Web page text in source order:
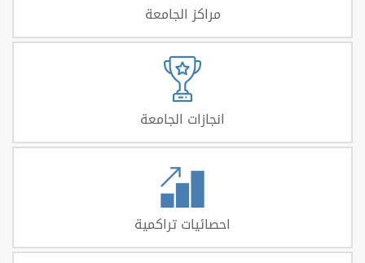
مراكز الجامعة
انجازات الجامعة
احصائيات تراكمية